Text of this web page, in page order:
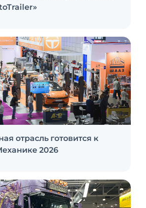
отрасль готовится к
2026